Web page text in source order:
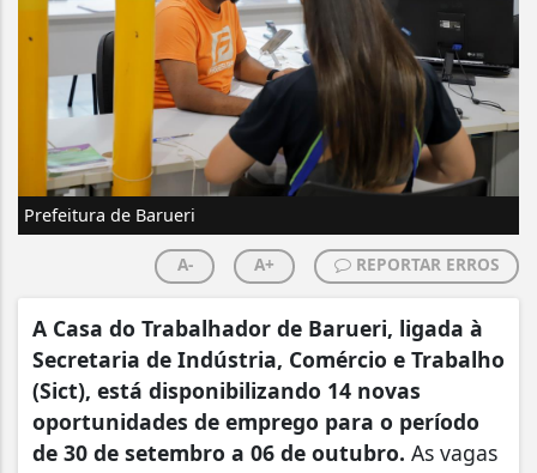
Prefeitura de Barueri
A- A+ REPORTAR ERROS
A Casa do Trabalhador de Barueri, ligada à
Secretaria de Indústria, Comércio e Trabalho
(Sict), está disponibilizando 14 novas
oportunidades de emprego para o período
de 30 de setembro a 06 de outubro. As vagas